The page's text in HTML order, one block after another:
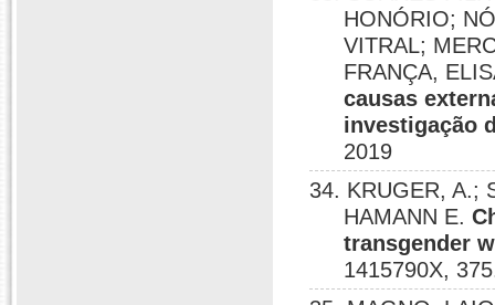
HONÓRIO;
VITRAL;
FRANÇA,
causas
investigação
2019
34. KRUGER, A.;
HAMANN E.
transgender
1415790X,